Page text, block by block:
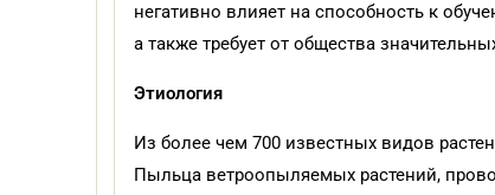
негативно влияет на способность к
а также требует от общества
Этиология
Из более чем 700 известных видов
Пыльца ветроопыляемых растений,